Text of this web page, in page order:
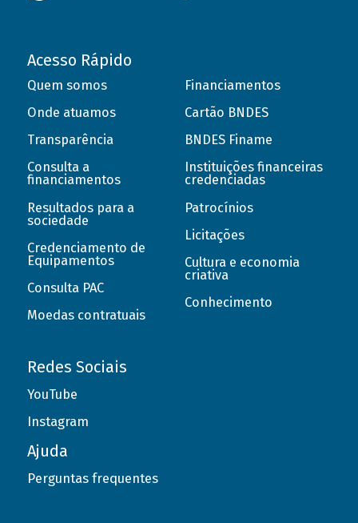
Acesso Rápido
Quem somos
Onde atuamos
Transparência
Consulta a
financiamentos
Resultados para a
sociedade
Credenciamento de
Equipamentos
Consulta PAC
Moedas contratuais
Financiamentos
Cartão BNDES
BNDES Finame
Instituições financeiras
credenciadas
Patrocínios
Licitações
Cultura e economia
criativa
Conhecimento
Redes Sociais
YouTube
Instagram
Ajuda
Perguntas frequentes